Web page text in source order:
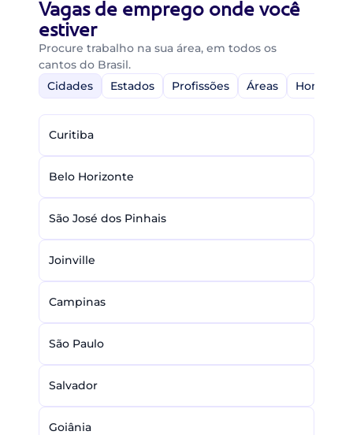
Vagas de emprego onde você
estiver
Procure trabalho na sua área, em todos os
cantos do Brasil.
Cidades
Estados Profissões Áreas Home-
Curitiba
Belo Horizonte
São José dos Pinhais
Joinville
Campinas
São Paulo
Salvador
Goiânia